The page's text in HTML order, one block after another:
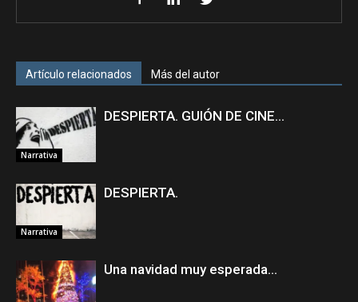
Artículo relacionados Más del autor
Narrativa
DESPIERTA. GUIÓN DE CINE…
Narrativa
DESPIERTA.
Una navidad muy esperada…